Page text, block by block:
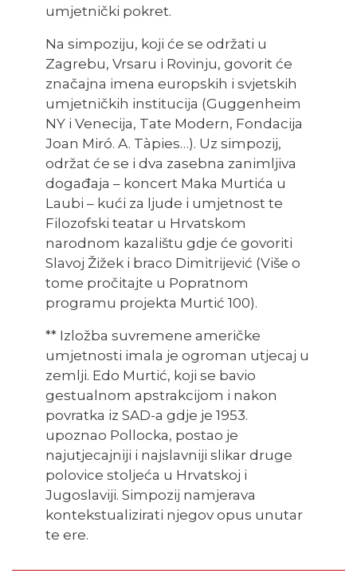
umjetnički pokret.
Na simpoziju, koji će se održati u
Zagrebu, Vrsaru i Rovinju, govorit će
značajna imena europskih i svjetskih
umjetničkih institucija (Guggenheim
NY i Venecija, Tate Modern, Fondacija
Joan Miró. A. Tàpies…). Uz simpozij,
održat će se i dva zasebna zanimljiva
događaja – koncert Maka Murtića u
Laubi – kući za ljude i umjetnost te
Filozofski teatar u Hrvatskom
narodnom kazalištu gdje će govoriti
Slavoj Žižek i braco Dimitrijević (Više o
tome pročitajte u Popratnom
programu projekta Murtić 100).
** Izložba suvremene američke
umjetnosti imala je ogroman utjecaj u
zemlji. Edo Murtić, koji se bavio
gestualnom apstrakcijom i nakon
povratka iz SAD-a gdje je 1953.
upoznao Pollocka, postao je
najutjecajniji i najslavniji slikar druge
polovice stoljeća u Hrvatskoj i
Jugoslaviji. Simpozij namjerava
kontekstualizirati njegov opus unutar
te ere.